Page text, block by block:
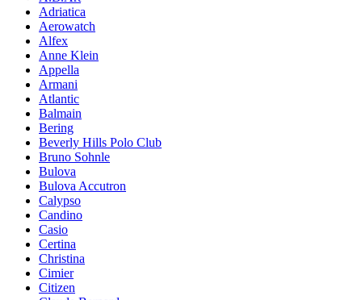
Adriatica
Aerowatch
Alfex
Anne Klein
Appella
Armani
Atlantic
Balmain
Bering
Beverly Hills Polo Club
Bruno Sohnle
Bulova
Bulova Accutron
Calypso
Candino
Casio
Certina
Christina
Cimier
Citizen